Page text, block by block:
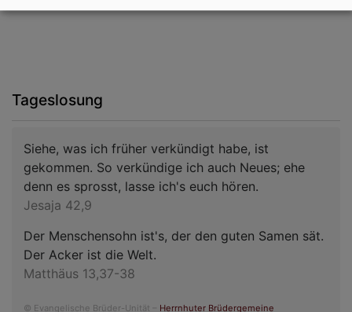
Tageslosung
Siehe, was ich früher verkündigt habe, ist
gekommen. So verkündige ich auch Neues; ehe
denn es sprosst, lasse ich's euch hören.
Jesaja 42,9
Der Menschensohn ist's, der den guten Samen sät.
Der Acker ist die Welt.
Matthäus 13,37-38
© Evangelische Brüder-Unität – Herrnhuter Brüdergemeine